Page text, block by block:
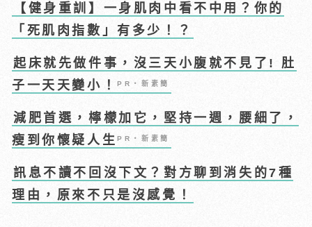
【健身重訓】一身肌肉中看不中用？你的
「死肌肉指數」有多少！？
起床就先做件事，沒三天小腹就不見了! 肚
子一天天變小！PR・新素簡
減肥首選，檸檬加它，堅持一週，腰細了，
瘦到你懷疑人生PR・新素簡
訊息不讀不回沒下文？對方聊到消失的7種
理由，原來不只是沒感覺！